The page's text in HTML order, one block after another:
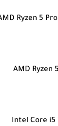
Ryzen 5
AMD Ryzen
Intel Core i5